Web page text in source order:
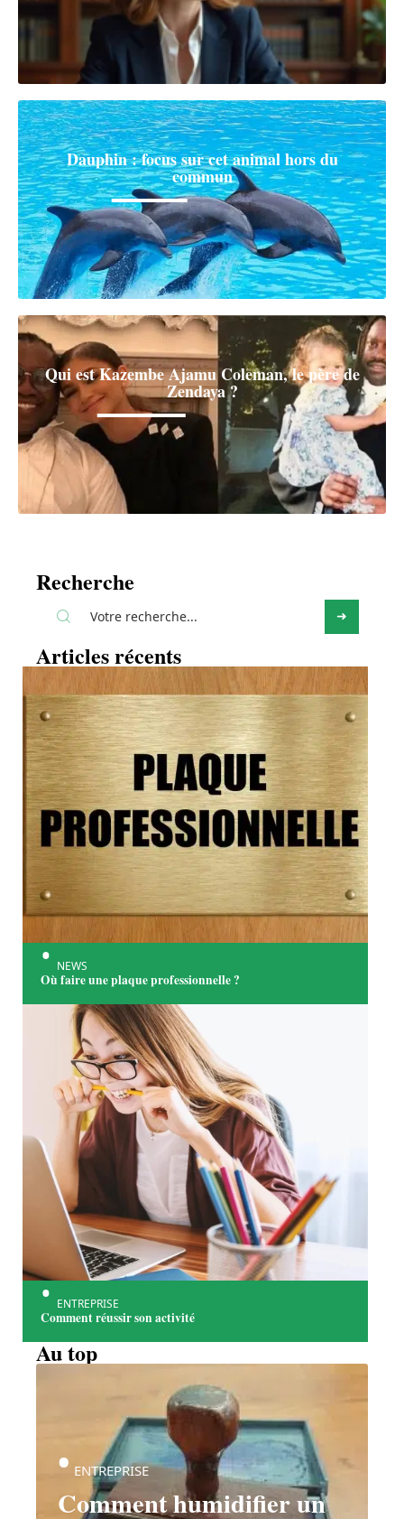
Dauphin : focus sur cet animal hors du
commun
Qui est Kazembe Ajamu Coleman, le père de
Zendaya ?
Recherche
Articles récents
NEWS
Où faire une plaque professionnelle ?
ENTREPRISE
Comment réussir son activité
Au top
Comment humidifier un
ENTREPRISE